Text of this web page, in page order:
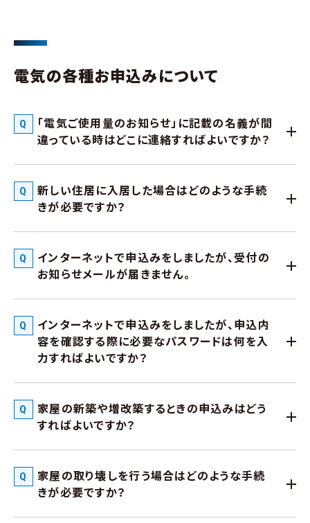
電気の各種お申込みについて
「電気ご使用量のお知らせ」に記載の名義が間
違っている時はどこに連絡すればよいですか？
新しい住居に入居した場合はどのような手続
きが必要ですか？
インターネットで申込みをしましたが、受付の
お知らせメールが届きません。
インターネットで申込みをしましたが、申込内
容を確認する際に必要なパスワードは何を入
力すればよいですか？
家屋の新築や増改築するときの申込みはどう
すればよいですか？
家屋の取り壊しを行う場合はどのような手続
きが必要ですか？